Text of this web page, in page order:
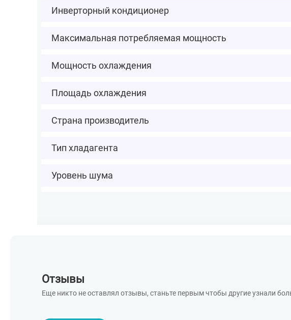
Инверторный кондиционер
Максимальная потребляемая мощность
Мощность охлаждения
Площадь охлаждения
Страна производитель
Тип хладагента
Уровень шума
Отзывы
Еще никто не оставлял отзывы, станьте первым чтобы другие узнали